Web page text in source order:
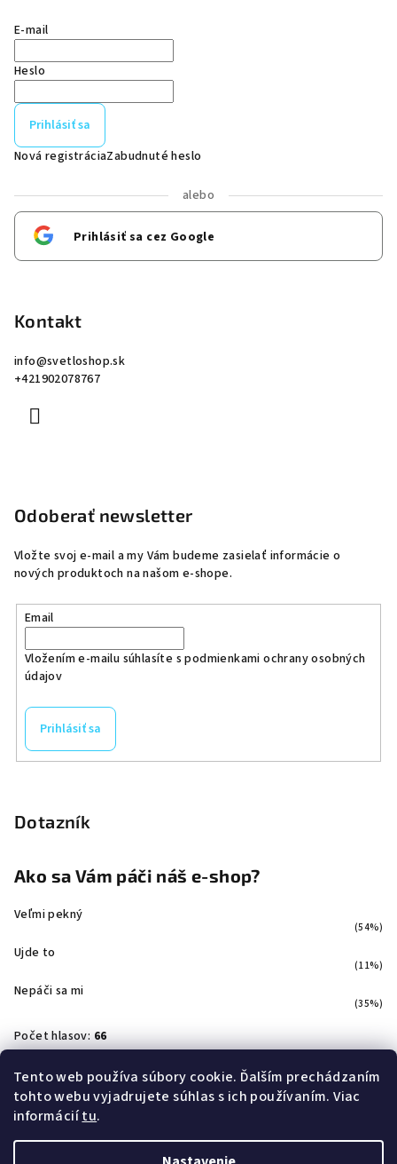
Tento web používa súbory cookie. Ďalším prechádzaním
tohto webu vyjadrujete súhlas s ich používaním. Viac
informáciítu.
E-mail
Heslo
Prihlásiť sa
Nová registráciaZabudnuté heslo
alebo
Prihlásiť sa cez Google
Kontakt
info@svetloshop.sk
+421902078767
Odoberať newsletter
Vložte svoj e-mail a my Vám budeme zasielať informácie o
nových produktoch na našom e-shope.
Email
Vložením e-mailu súhlasíte spodmienkami ochrany osobných
údajov
Prihlásiť sa
Dotazník
Ako sa Vám páči náš e-shop?
Veľmi pekný
(54%)
Ujde to
(11%)
Nepáči sa mi
(35%)
Počet hlasov: 66
Facebook